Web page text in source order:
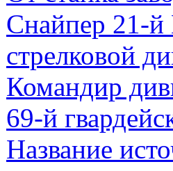
Снайпер 21-й
стрелковой
Командир
69-й
Название